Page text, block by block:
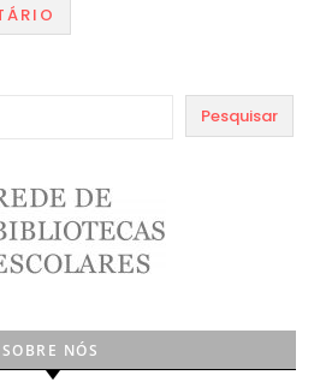
Pesquisar
SOBRE NÓS